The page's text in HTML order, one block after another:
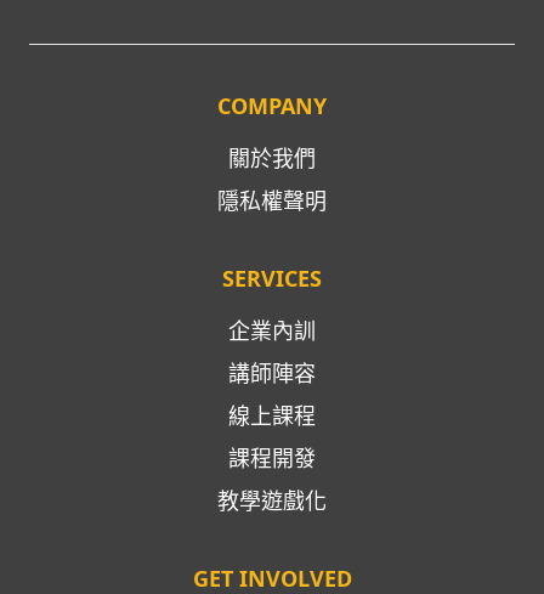
COMPANY
關於我們
隱私權聲明
SERVICES
企業內訓
講師陣容
線上課程
課程開發
教學遊戲化
GET INVOLVED